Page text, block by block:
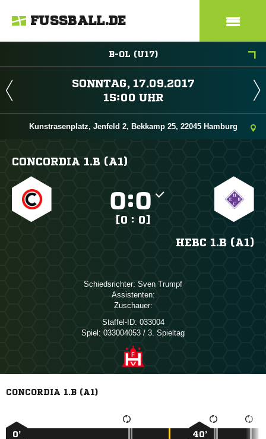
FUSSBALL.DE
B-OL (U17)
 
 
Kunstrasenplatz, Jenfeld 2, Bekkamp 25, 22045 Hamburg
CONCORDIA 1.B (A1)
:
[0 : 0]
HEBC 1.B (A1)
Schiedsrichter:  
Assistenten:
Zuschauer:
Staffel-ID: 033004
Spiel: 033004053 / 3. Spieltag
CONCORDIA 1.B (A1)
0’ 40’